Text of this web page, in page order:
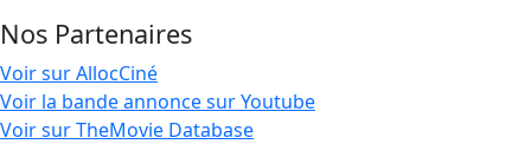
Nos Partenaires
Voir sur AllocCiné
Voir la bande annonce sur Youtube
Voir sur TheMovie Database